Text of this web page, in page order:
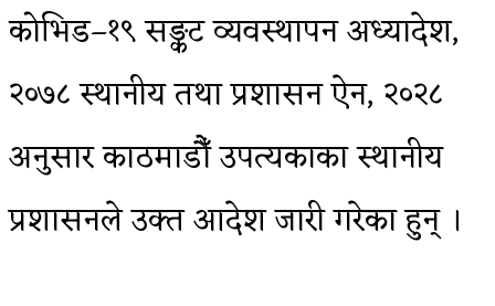
कोभिड–१९ सङ्कट व्यवस्थापन अध्यादेश,
२०७८ स्थानीय तथा प्रशासन ऐन, २०२८
अनुसार काठमाडौँ उपत्यकाका स्थानीय
प्रशासनले उक्त आदेश जारी गरेका हुन् ।